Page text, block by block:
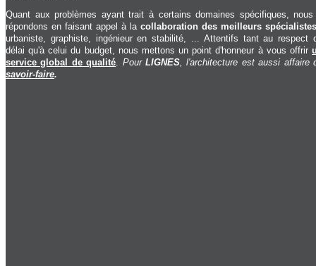
Quant aux problèmes ayant trait à certains domaines spécifiques,
répondons en faisant appel à la collaboration des meilleurs spécialistes
urbaniste, graphiste, ingénieur en stabilité, ... Attentifs tant au respect
délai qu'à celui du budget, nous mettons un point d'honneur à vous offrir
service global de qualité
PourLIGNES , l'architecture est aussi affaire
savoir-faire.